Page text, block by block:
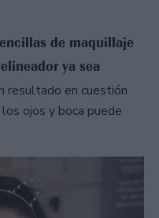
de maquillaje
ya sea
resultado en cuestión
ojos y boca puede